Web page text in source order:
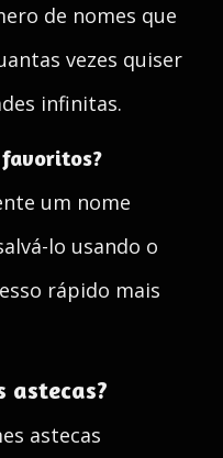
de nomes que
vezes quiser
infinitas.
favoritos?
um nome
lo usando o
rápido mais
astecas?
astecas